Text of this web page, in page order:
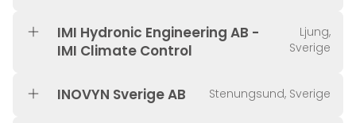
IMI Hydronic Engineering AB -
IMI Climate Control
Ljung,
Sverige
INOVYN Sverige AB Stenungsund, Sverige